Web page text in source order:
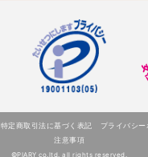
特定商取引法に基づく表記 プライバシー
注意事項
©PIARY co.ltd. all rights reserved.